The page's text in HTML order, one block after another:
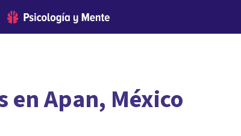
adecuado?
en Apan, México